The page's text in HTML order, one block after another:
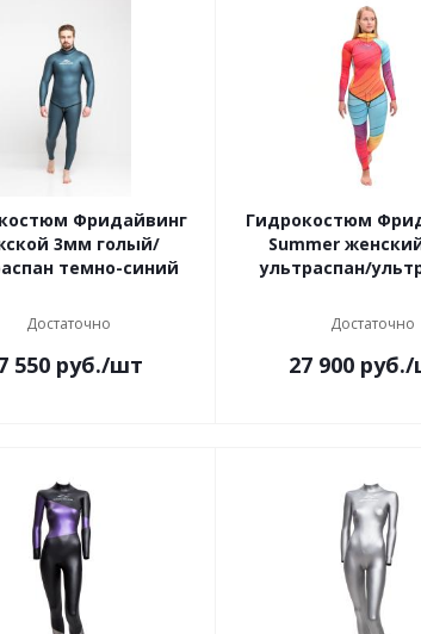
Фридайвинг
3мм голый/
темно-синий
Достаточно
550 руб./шт
Гидрокостюм
Summer
ультраспан/
Достаточно
27 900 руб./